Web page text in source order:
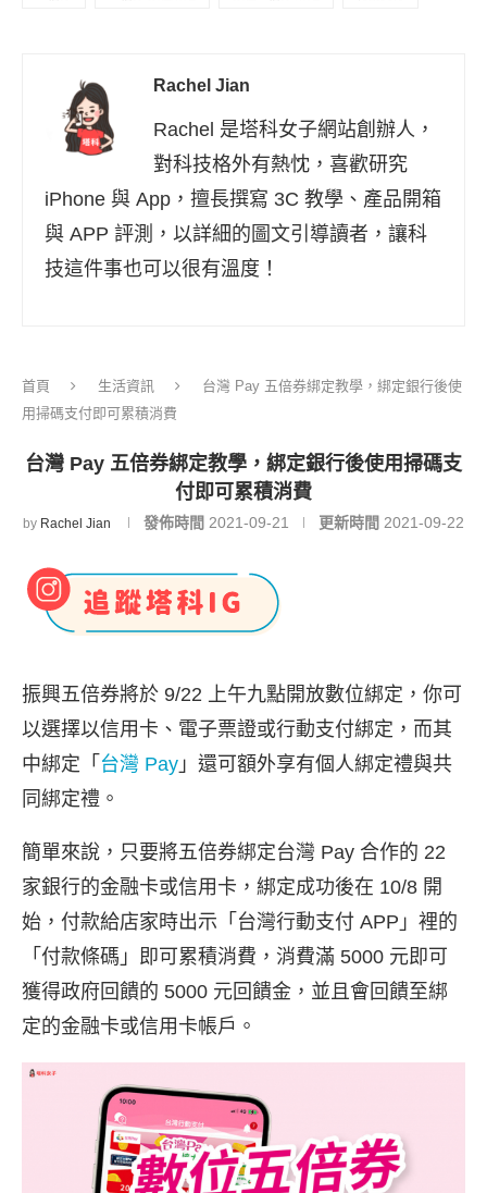
Rachel Jian
Rachel 是塔科女子網站創辦人，
對科技格外有熱忱，喜歡研究
iPhone 與 App，擅長撰寫 3C 教學、產品開箱
與 APP 評測，以詳細的圖文引導讀者，讓科
技這件事也可以很有溫度！
首頁 生活資訊
台灣 Pay 五倍券綁定教學，綁定銀行後使
用掃碼支付即可累積消費
台灣 Pay 五倍券綁定教學，綁定銀行後使用掃碼支
付即可累積消費
by Rachel Jian 發佈時間 2021-09-21 更新時間 2021-09-22
振興五倍券將於 9/22 上午九點開放數位綁定，你可
以選擇以信用卡、電子票證或行動支付綁定，而其
中綁定「 台灣 Pay 」還可額外享有個人綁定禮與共
同綁定禮。
簡單來說，只要將五倍券綁定台灣 Pay 合作的 22
家銀行的金融卡或信用卡，綁定成功後在 10/8 開
始，付款給店家時出示「台灣行動支付 APP」裡的
「付款條碼」即可累積消費，消費滿 5000 元即可
獲得政府回饋的 5000 元回饋金，並且會回饋至綁
定的金融卡或信用卡帳戶。